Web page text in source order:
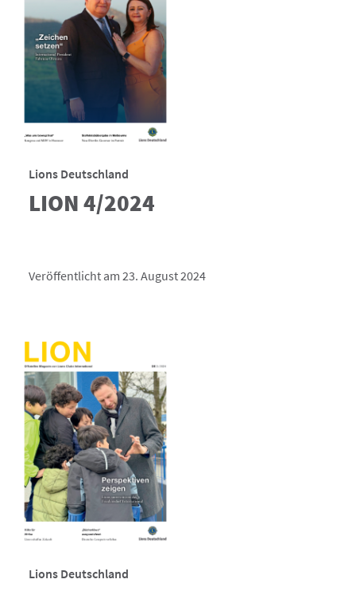
Lions Deutschland
LION 4/2024
Veröffentlicht am 23. August 2024
Lions Deutschland